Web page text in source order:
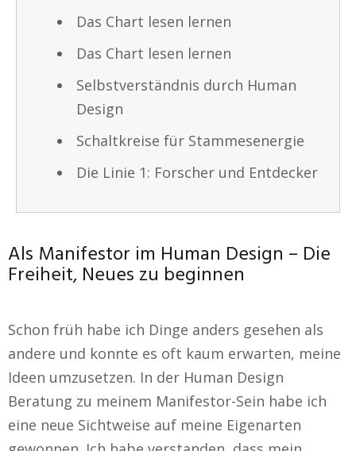
Das Chart lesen lernen
Das Chart lesen lernen
Selbstverständnis durch Human
Design
Schaltkreise für Stammesenergie
Die Linie 1: Forscher und Entdecker
Als Manifestor im Human Design – Die
Freiheit, Neues zu beginnen
Schon früh habe ich Dinge anders gesehen als
andere und konnte es oft kaum erwarten, meine
Ideen umzusetzen. In der Human Design
Beratung zu meinem Manifestor-Sein habe ich
eine neue Sichtweise auf meine Eigenarten